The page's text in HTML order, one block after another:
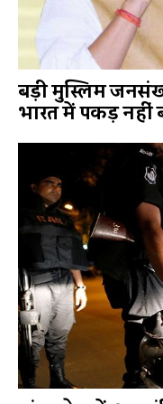
बड़ी मुस्लिम
भारत में पकड़ नहीं